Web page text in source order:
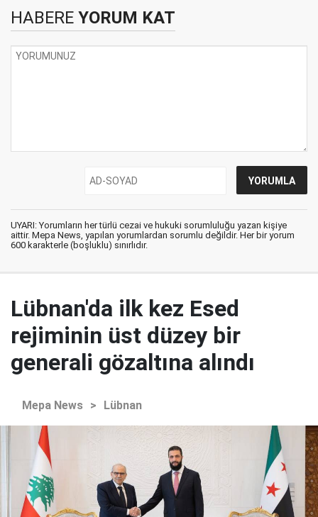
HABERE YORUM KAT
UYARI: Yorumların her türlü cezai ve hukuki sorumluluğu yazan kişiye
aittir. Mepa News, yapılan yorumlardan sorumlu değildir. Her bir yorum
600 karakterle (boşluklu) sınırlıdır.
Lübnan'da ilk kez Esed
rejiminin üst düzey bir
generali gözaltına alındı
Mepa News > Lübnan